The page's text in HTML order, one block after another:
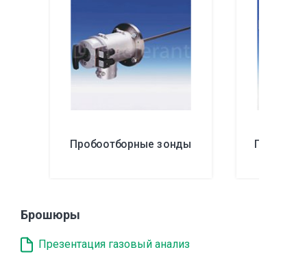
Пробоотборные зонды
Брошюры
Презентация газовый анализ